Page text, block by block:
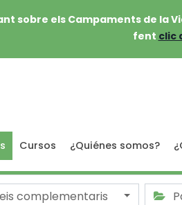
sobre els Campaments de la
fent clic
Cursos ¿Quiénes somos?
complementaris